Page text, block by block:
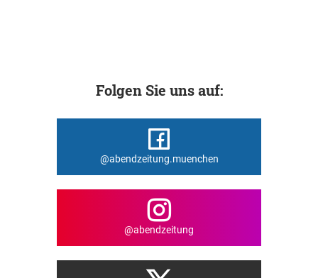
Folgen Sie uns auf:
@abendzeitung.muenchen
@abendzeitung